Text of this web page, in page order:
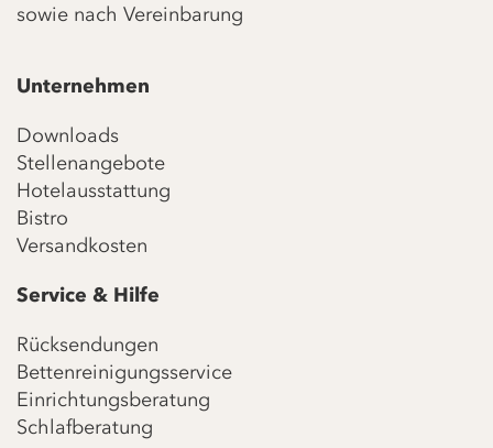
sowie nach Vereinbarung
Unternehmen
Downloads
Stellenangebote
Hotelausstattung
Bistro
Versandkosten
Service & Hilfe
Rücksendungen
Bettenreinigungsservice
Einrichtungsberatung
Schlafberatung